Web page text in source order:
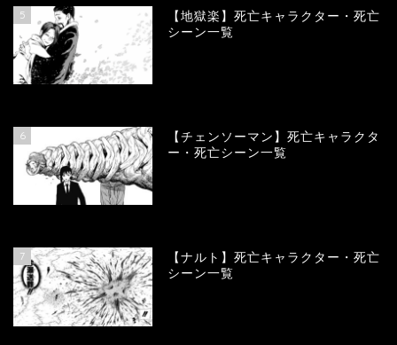
5
【地獄楽】死亡キャラクター・死亡
シーン一覧
6
【チェンソーマン】死亡キャラクタ
ー・死亡シーン一覧
7
【ナルト】死亡キャラクター・死亡
シーン一覧